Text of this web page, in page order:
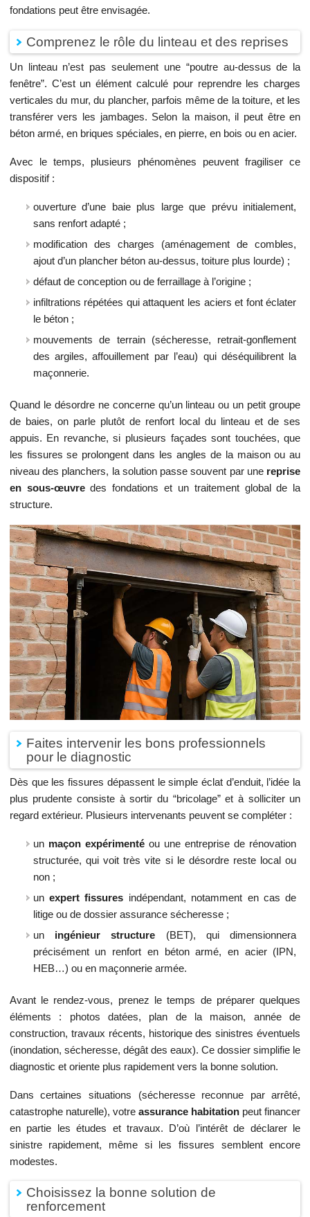
fondations peut être envisagée.
Comprenez le rôle du linteau et des reprises
Un linteau n’est pas seulement une “poutre au-dessus de la
fenêtre”. C’est un élément calculé pour reprendre les charges
verticales du mur, du plancher, parfois même de la toiture, et les
transférer vers les jambages. Selon la maison, il peut être en
béton armé, en briques spéciales, en pierre, en bois ou en acier.
Avec le temps, plusieurs phénomènes peuvent fragiliser ce
dispositif :
ouverture d’une baie plus large que prévu initialement,
sans renfort adapté ;
modification des charges (aménagement de combles,
ajout d’un plancher béton au-dessus, toiture plus lourde) ;
défaut de conception ou de ferraillage à l’origine ;
infiltrations répétées qui attaquent les aciers et font éclater
le béton ;
mouvements de terrain (sécheresse, retrait-gonflement
des argiles, affouillement par l’eau) qui déséquilibrent la
maçonnerie.
Quand le désordre ne concerne qu’un linteau ou un petit groupe
de baies, on parle plutôt de renfort local du linteau et de ses
appuis. En revanche, si plusieurs façades sont touchées, que
les fissures se prolongent dans les angles de la maison ou au
niveau des planchers, la solution passe souvent par une reprise
en sous-œuvredes fondations et un traitement global de la
structure.
Faites intervenir les bons professionnels
pour le diagnostic
Dès que les fissures dépassent le simple éclat d’enduit, l’idée la
plus prudente consiste à sortir du “bricolage” et à solliciter un
regard extérieur. Plusieurs intervenants peuvent se compléter :
un maçon expérimentéou une entreprise de rénovation
structurée, qui voit très vite si le désordre reste local ou
non ;
unexpert fissures indépendant, notamment en cas de
litige ou de dossier assurance sécheresse ;
un ingénieur structure (BET), qui dimensionnera
précisément un renfort en béton armé, en acier (IPN,
HEB…) ou en maçonnerie armée.
Avant le rendez-vous, prenez le temps de préparer quelques
éléments : photos datées, plan de la maison, année de
construction, travaux récents, historique des sinistres éventuels
(inondation, sécheresse, dégât des eaux). Ce dossier simplifie le
diagnostic et oriente plus rapidement vers la bonne solution.
Dans certaines situations (sécheresse reconnue par arrêté,
catastrophe naturelle), votre assurance habitation peut financer
en partie les études et travaux. D’où l’intérêt de déclarer le
sinistre rapidement, même si les fissures semblent encore
modestes.
Choisissez la bonne solution de
renforcement